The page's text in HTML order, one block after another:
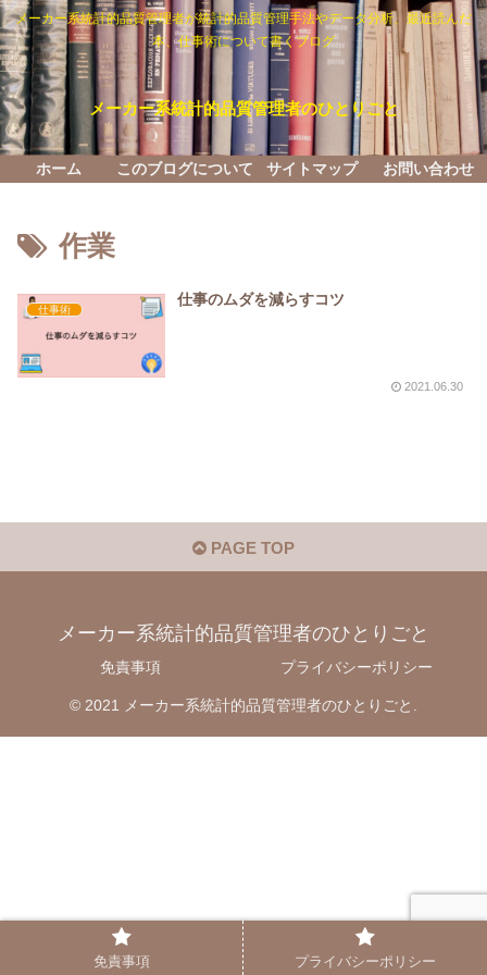
メーカー系統計的品質管理者が統計的品質管理手法やデータ分析、最近読んだ
本、仕事術について書くブログ
メーカー系統計的品質管理者のひとりごと
ホーム このブログについて サイトマップ お問い合わせ
作業
仕事術
仕事のムダを減らすコツ
2021.06.30
PAGE TOP
メーカー系統計的品質管理者のひとりごと
免責事項 プライバシーポリシー
© 2021 メーカー系統計的品質管理者のひとりごと.
免責事項 プライバシーポリシー